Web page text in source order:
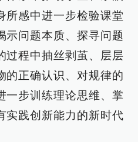
所感中进一步检验课堂
示问题本质、探寻问题
过程中抽丝剥茧、层层
的正确认识、对规律的
一步训练理论思维、掌
实践创新能力的新时代